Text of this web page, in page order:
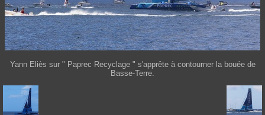
Yann Eliès sur " Paprec Recyclage " s'apprête à contourner la bouée de
Basse-Terre.